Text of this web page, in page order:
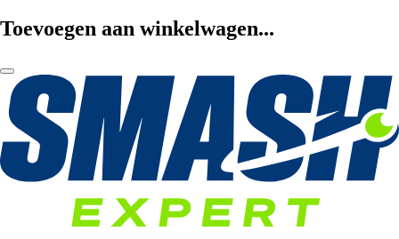
Toevoegen aan winkelwagen...